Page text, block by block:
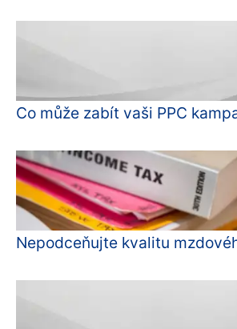
Co může zabít vaši PPC
Nepodceňujte kvalitu